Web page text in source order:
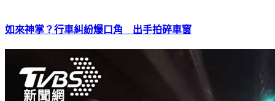
如來神掌？行車糾紛爆口角 出手拍碎車窗